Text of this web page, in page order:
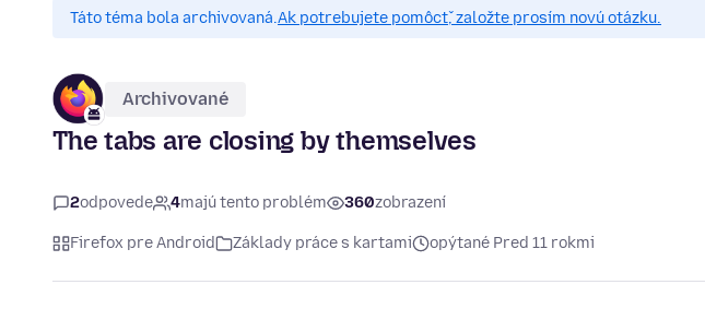
Táto téma bola archivovaná.Ak potrebujete pomôcť, založte prosím novú otázku.
Archivované
The tabs are closing by themselves
2odpovede 4majú tento problém 360zobrazení
Firefox pre Android Základy práce s kartami opýtané Pred 11 rokmi